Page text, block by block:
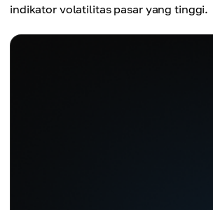
indikator volatilitas pasar yang tinggi.